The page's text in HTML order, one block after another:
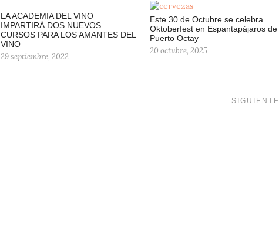
LA ACADEMIA DEL VINO
IMPARTIRÁ DOS NUEVOS
CURSOS PARA LOS AMANTES DEL
VINO
29 septiembre, 2022
Este 30 de Octubre se celebra
Oktoberfest en Espantapájaros de
Puerto Octay
20 octubre, 2025
SIGUIENTE